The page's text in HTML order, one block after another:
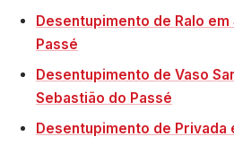
Desentupimento de Ralo
Passé
Desentupimento de Vaso
Sebastião do Passé
Desentupimento de Privada